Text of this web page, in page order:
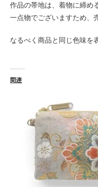
作品の帯地は、着物に締め
一点物でございますため、
なるべく商品と同じ色味を
関連